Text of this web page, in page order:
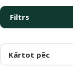
Filtrs
Kārtot pēc